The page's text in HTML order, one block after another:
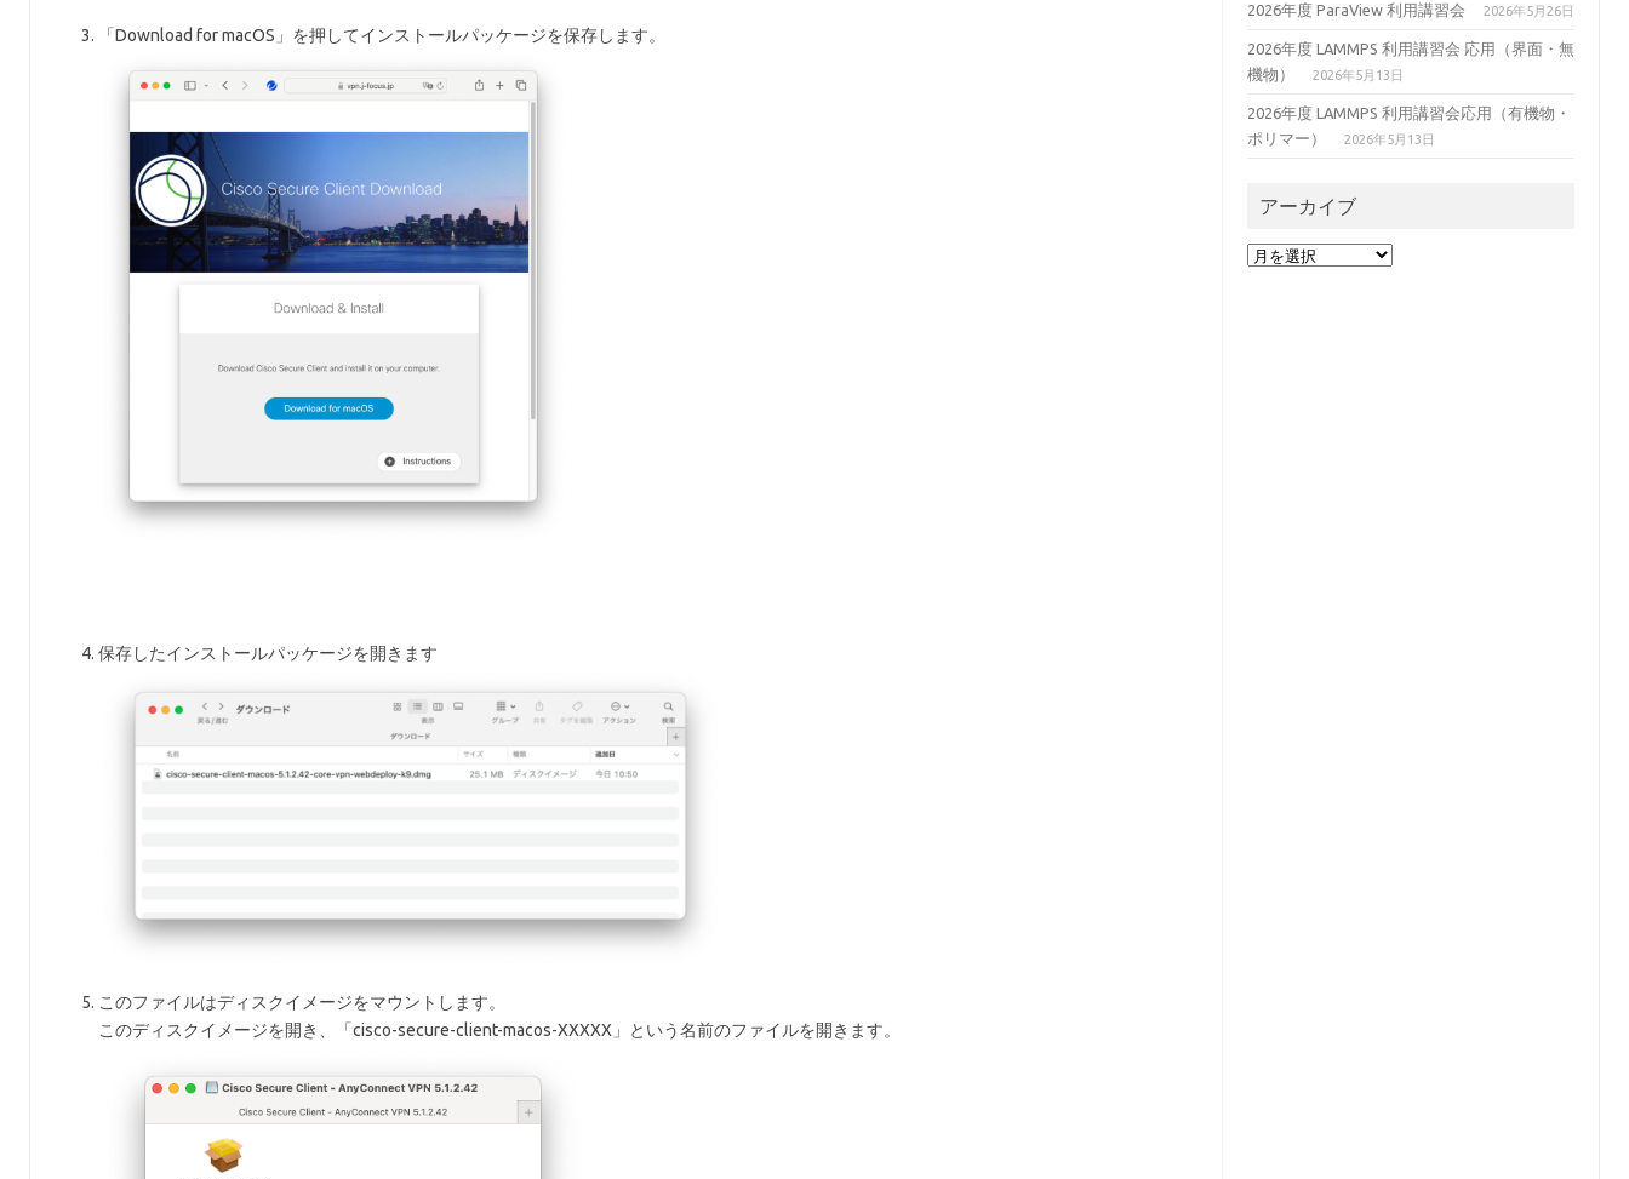
「Download for macOS」を押してインストールパッケージを保存します。
保存したインストールパッケージを開きます
このファイルはディスクイメージをマウントします。
このディスクイメージを開き、「cisco-secure-client-macos-XXXXX」という名前のファイルを開きます。
2026年度 ParaView 利用講習会 2026年5月26日
2026年度 LAMMPS 利用講習会 応用（界面・無
機物）
2026年5月13日
2026年度 LAMMPS 利用講習会応用（有機物・
ポリマー）
2026年5月13日
アーカイブ
ア